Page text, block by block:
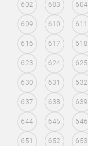
602 603 604
609 610 611
616 617 618
623 624 625
630 631 632
637 638 639
644 645 646
651 652 653